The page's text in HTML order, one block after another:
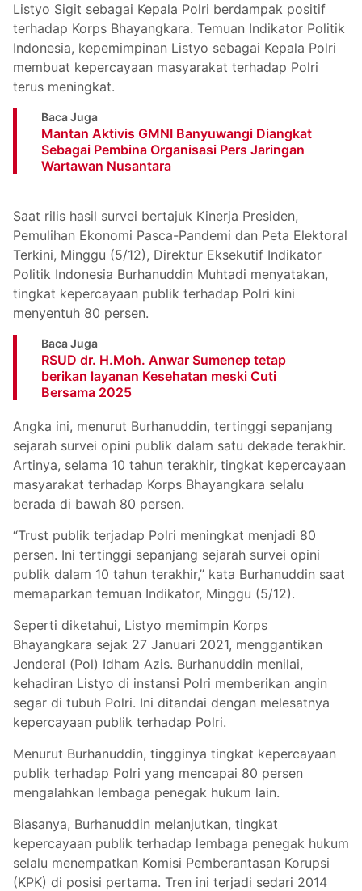
Listyo Sigit sebagai Kepala Polri berdampak positif
terhadap Korps Bhayangkara. Temuan Indikator Politik
Indonesia, kepemimpinan Listyo sebagai Kepala Polri
membuat kepercayaan masyarakat terhadap Polri
terus meningkat.
Baca Juga
Mantan Aktivis GMNI Banyuwangi Diangkat
Sebagai Pembina Organisasi Pers Jaringan
Wartawan Nusantara
Saat rilis hasil survei bertajuk Kinerja Presiden,
Pemulihan Ekonomi Pasca-Pandemi dan Peta Elektoral
Terkini, Minggu (5/12), Direktur Eksekutif Indikator
Politik Indonesia Burhanuddin Muhtadi menyatakan,
tingkat kepercayaan publik terhadap Polri kini
menyentuh 80 persen.
Baca Juga
RSUD dr. H.Moh. Anwar Sumenep tetap
berikan layanan Kesehatan meski Cuti
Bersama 2025
Angka ini, menurut Burhanuddin, tertinggi sepanjang
sejarah survei opini publik dalam satu dekade terakhir.
Artinya, selama 10 tahun terakhir, tingkat kepercayaan
masyarakat terhadap Korps Bhayangkara selalu
berada di bawah 80 persen.
“Trust publik terjadap Polri meningkat menjadi 80
persen. Ini tertinggi sepanjang sejarah survei opini
publik dalam 10 tahun terakhir,” kata Burhanuddin saat
memaparkan temuan Indikator, Minggu (5/12).
Seperti diketahui, Listyo memimpin Korps
Bhayangkara sejak 27 Januari 2021, menggantikan
Jenderal (Pol) Idham Azis. Burhanuddin menilai,
kehadiran Listyo di instansi Polri memberikan angin
segar di tubuh Polri. Ini ditandai dengan melesatnya
kepercayaan publik terhadap Polri.
Menurut Burhanuddin, tingginya tingkat kepercayaan
publik terhadap Polri yang mencapai 80 persen
mengalahkan lembaga penegak hukum lain.
Biasanya, Burhanuddin melanjutkan, tingkat
kepercayaan publik terhadap lembaga penegak hukum
selalu menempatkan Komisi Pemberantasan Korupsi
(KPK) di posisi pertama. Tren ini terjadi sedari 2014